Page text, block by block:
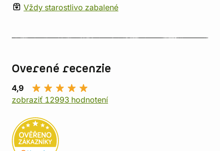
Vždy starostlivo zabalené
Overené recenzie
4,9
zobraziť 12993 hodnotení